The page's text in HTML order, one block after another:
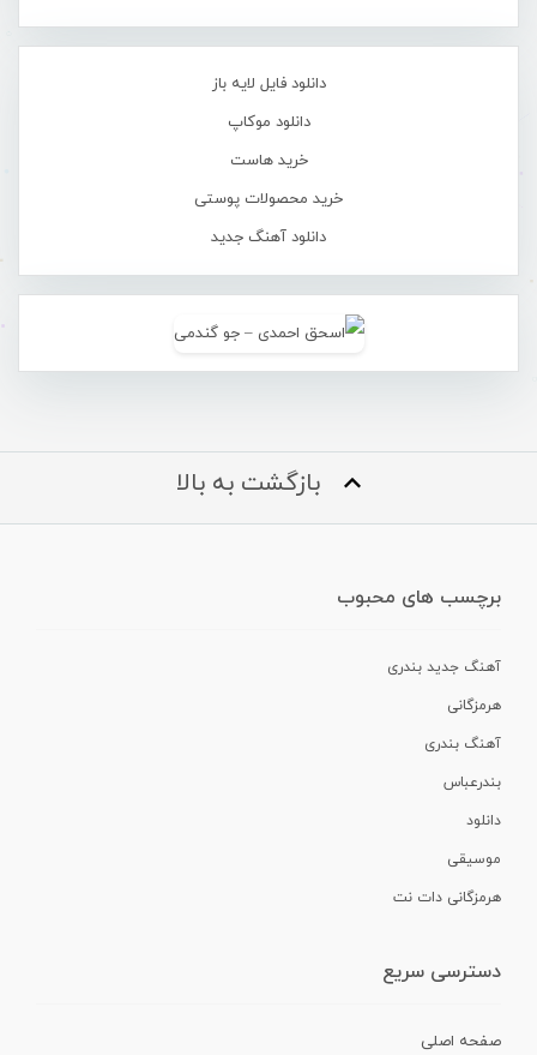
دانلود فایل لایه باز
دانلود موکاپ
خرید هاست
خرید محصولات پوستی
دانلود آهنگ جدید
بازگشت به بالا
برچسب های محبوب
آهنگ جدید بندری
هرمزگانی
آهنگ بندری
بندرعباس
دانلود
موسیقی
هرمزگانی دات نت
دسترسی سریع
صفحه اصلی